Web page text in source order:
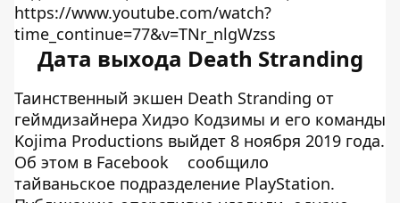
https://www.youtube.com/watch?
time_continue=77&v=TNr_nlgWzss
Дата выхода Death Stranding
Таинственный экшен Death Stranding от
геймдизайнера Хидэо Кодзимы и его команды
Kojima Productions выйдет 8 ноября 2019 года.
Об этом в Facebook
сообщило
тайваньское подразделение PlayStation.